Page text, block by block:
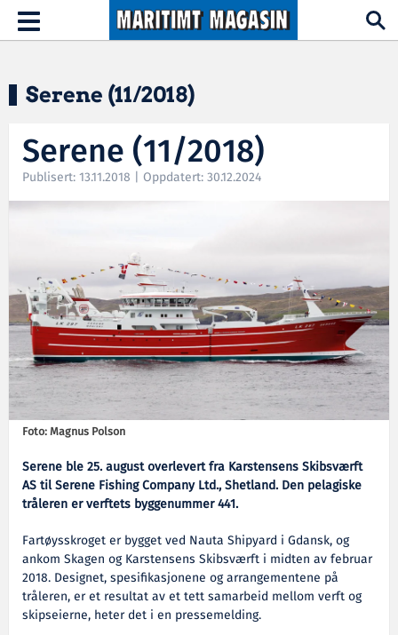
Hopp til hovedinnhold
Toggle
navigation
Serene (11/2018)
Serene (11/2018)
Publisert: 13.11.2018 | Oppdatert: 30.12.2024
Foto: Magnus Polson
Serene ble 25. august overlevert fra Karstensens Skibsværft
AS til Serene Fishing Company Ltd., Shetland. Den pelagiske
tråleren er verftets byggenummer 441.
Fartøysskroget er bygget ved Nauta Shipyard i Gdansk, og
ankom Skagen og Karstensens Skibsværft i midten av februar
2018. Designet, spesifikasjonene og arrangementene på
tråleren, er et resultat av et tett samarbeid mellom verft og
skipseierne, heter det i en pressemelding.